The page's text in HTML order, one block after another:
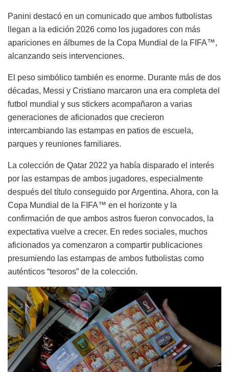
Panini destacó en un comunicado que ambos futbolistas
llegan a la edición 2026 como los jugadores con más
apariciones en álbumes de la Copa Mundial de la FIFA™,
alcanzando seis intervenciones.
El peso simbólico también es enorme. Durante más de dos
décadas, Messi y Cristiano marcaron una era completa del
futbol mundial y sus stickers acompañaron a varias
generaciones de aficionados que crecieron
intercambiando las estampas en patios de escuela,
parques y reuniones familiares.
La colección de Qatar 2022 ya había disparado el interés
por las estampas de ambos jugadores, especialmente
después del título conseguido por Argentina. Ahora, con la
Copa Mundial de la FIFA™ en el horizonte y la
confirmación de que ambos astros fueron convocados, la
expectativa vuelve a crecer. En redes sociales, muchos
aficionados ya comenzaron a compartir publicaciones
presumiendo las estampas de ambos futbolistas como
auténticos “tesoros” de la colección.